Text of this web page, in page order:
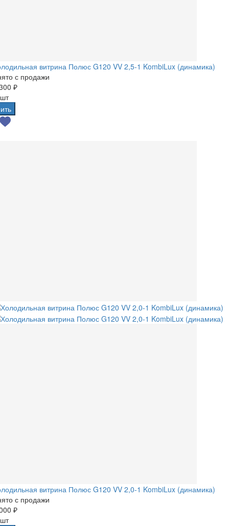
витрина Полюс G120 VV 2,5-1 KombiLux (динамика)
с продажи
₽
витрина Полюс G120 VV 2,0-1 KombiLux (динамика)
с продажи
₽